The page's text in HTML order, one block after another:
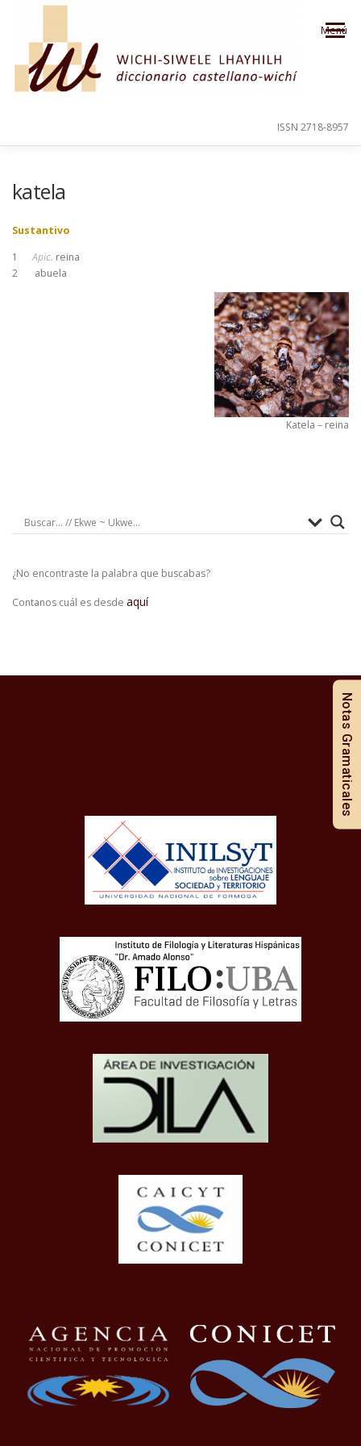
Saltar al contenido
Menú
ORDEN ALFABÉTICO
ISSN 2718-8957
katela
Sustantivo
1Apic. reina
2
abuela
Katela – reina
¿No encontraste la palabra que buscabas?
Contanos cuál es desde aquí
Notas Gramaticales